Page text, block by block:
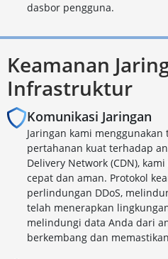
dasbor pengguna.
Keamanan
Infrastruktur
Komunikasi Jaringan
Jaringan kami
pertahanan kuat terhadap
Delivery Network (CDN),
cepat dan aman. Protokol
perlindungan DDoS,
telah menerapkan
melindungi data Anda dari
berkembang dan